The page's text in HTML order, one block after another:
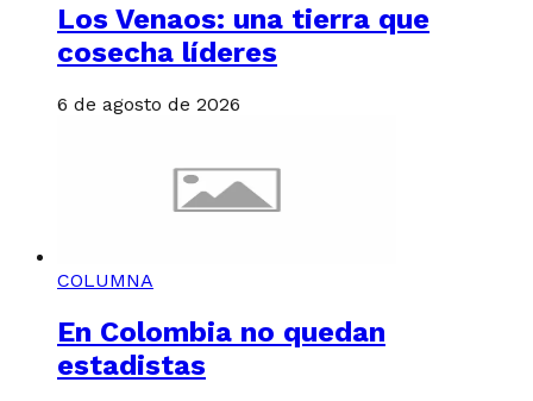
Los Venaos: una tierra que
cosecha líderes
6 de agosto de 2026
COLUMNA
En Colombia no quedan
estadistas